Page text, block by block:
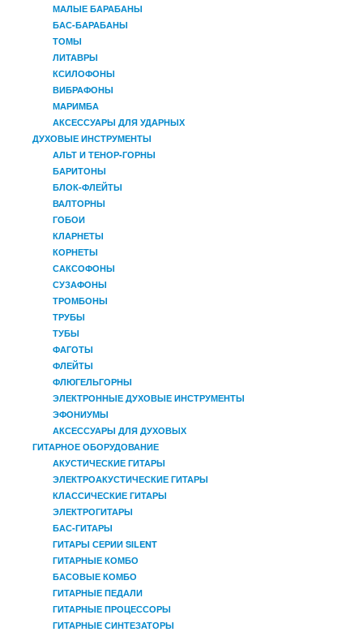
МАЛЫЕ БАРАБАНЫ
БАС-БАРАБАНЫ
ТОМЫ
ЛИТАВРЫ
КСИЛОФОНЫ
ВИБРАФОНЫ
МАРИМБА
АКСЕССУАРЫ ДЛЯ УДАРНЫХ
ДУХОВЫЕ ИНСТРУМЕНТЫ
АЛЬТ И ТЕНОР-ГОРНЫ
БАРИТОНЫ
БЛОК-ФЛЕЙТЫ
ВАЛТОРНЫ
ГОБОИ
КЛАРНЕТЫ
КОРНЕТЫ
САКСОФОНЫ
СУЗАФОНЫ
ТРОМБОНЫ
ТРУБЫ
ТУБЫ
ФАГОТЫ
ФЛЕЙТЫ
ФЛЮГЕЛЬГОРНЫ
ЭЛЕКТРОННЫЕ ДУХОВЫЕ ИНСТРУМЕНТЫ
ЭФОНИУМЫ
АКСЕССУАРЫ ДЛЯ ДУХОВЫХ
ГИТАРНОЕ ОБОРУДОВАНИЕ
АКУСТИЧЕСКИЕ ГИТАРЫ
ЭЛЕКТРОАКУСТИЧЕСКИЕ ГИТАРЫ
КЛАССИЧЕСКИЕ ГИТАРЫ
ЭЛЕКТРОГИТАРЫ
БАС-ГИТАРЫ
ГИТАРЫ СЕРИИ SILENT
ГИТАРНЫЕ КОМБО
БАСОВЫЕ КОМБО
ГИТАРНЫЕ ПЕДАЛИ
ГИТАРНЫЕ ПРОЦЕССОРЫ
ГИТАРНЫЕ СИНТЕЗАТОРЫ